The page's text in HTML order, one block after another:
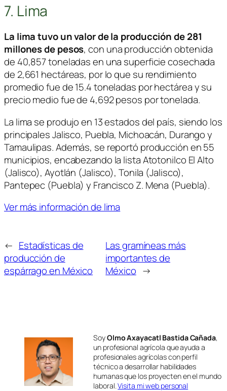
7. Lima
La lima tuvo un valor de la producción de 281
millones de pesos, con una producción obtenida
de 40,857 toneladas en una superficie cosechada
de 2,661 hectáreas, por lo que su rendimiento
promedio fue de 15.4 toneladas por hectárea y su
precio medio fue de 4,692 pesos por tonelada.
La lima se produjo en 13 estados del país, siendo los
principales Jalisco, Puebla, Michoacán, Durango y
Tamaulipas. Además, se reportó producción en 55
municipios, encabezando la lista Atotonilco El Alto
(Jalisco), Ayotlán (Jalisco), Tonila (Jalisco),
Pantepec (Puebla) y Francisco Z. Mena (Puebla).
Ver más información de lima
← Estadísticas de
producción de
espárrago en México
Las gramíneas más
importantes de
México →
SoyOlmo Axayacatl Bastida Cañada,
un profesional agrícola que ayuda a
profesionales agrícolas con perfil
técnico a desarrollar habilidades
humanas que los proyecten en el mundo
laboral.Visita mi web personal